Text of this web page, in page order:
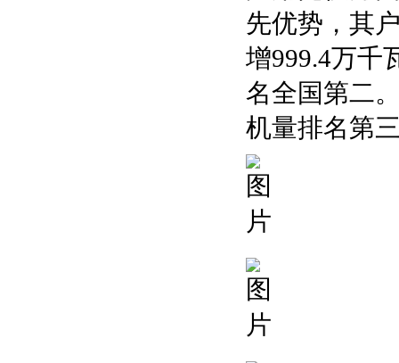
先优势，其
增999.4万千
名全国第二
机量排名第